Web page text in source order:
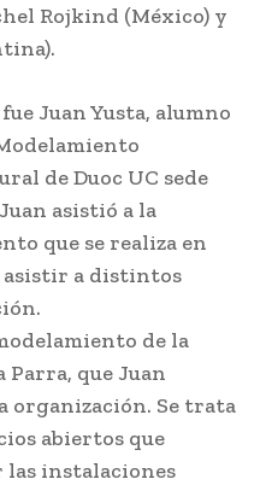
Rojkind (México) y
Juan Yusta, alumno
de Duoc UC sede
asistió a la
que se realiza en
asistir a distintos
de la
Parra, que Juan
organización. Se trata
abiertos que
instalaciones